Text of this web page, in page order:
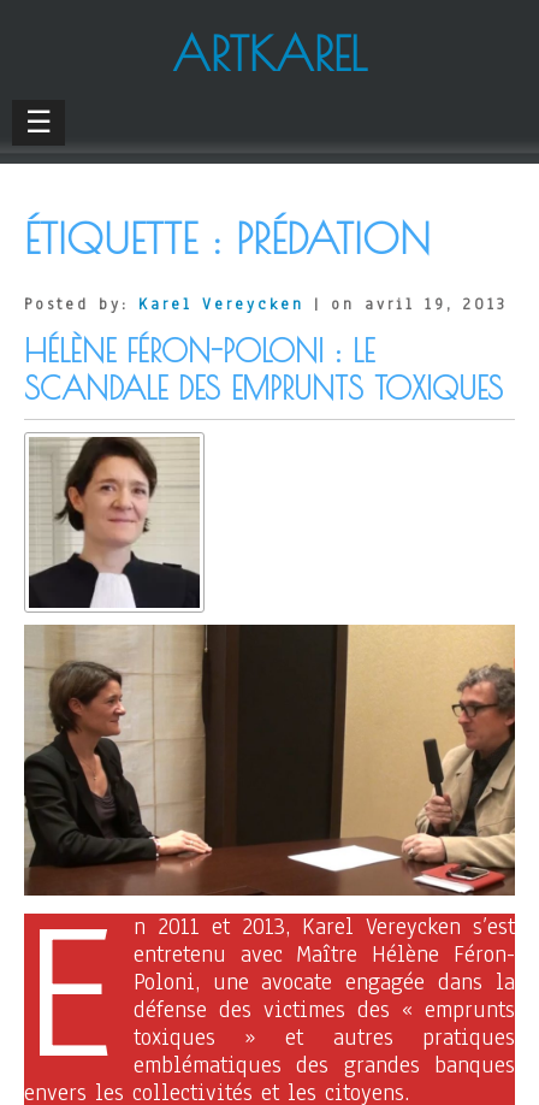
ARTKAREL
☰
ÉTIQUETTE : PRÉDATION
Posted by: Karel Vereycken | on avril 19, 2013
HÉLÈNE FÉRON-POLONI : LE
SCANDALE DES EMPRUNTS TOXIQUES
E
n 2011 et 2013, Karel Vereycken s’est
entretenu avec Maître Hélène Féron-
Poloni, une avocate engagée dans la
défense des victimes des « emprunts
toxiques » et autres pratiques
emblématiques des grandes banques
envers les collectivités et les citoyens.